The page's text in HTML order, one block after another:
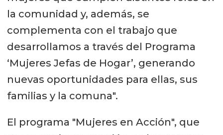
la comunidad y, además, se
complementa con el trabajo que
desarrollamos a través del Programa
‘Mujeres Jefas de Hogar’, generando
nuevas oportunidades para ellas, sus
familias y la comuna".
El programa "Mujeres en Acción", que